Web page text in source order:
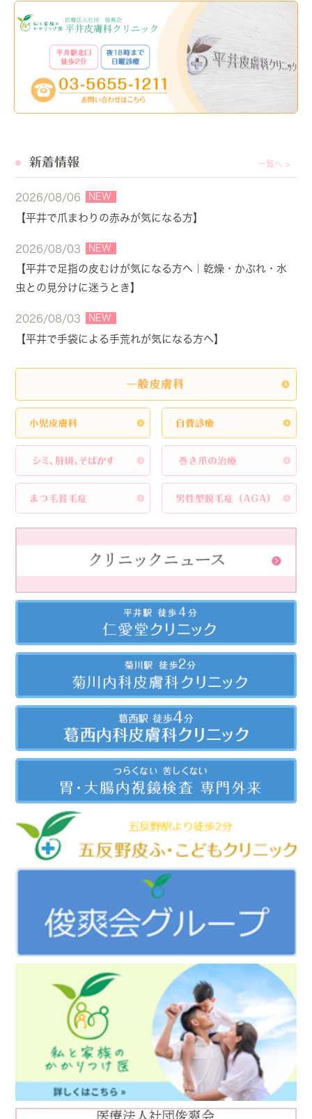
新着情報 一覧へ >
2026/08/06 NEW
【平井で爪まわりの赤みが気になる方】
2026/08/03 NEW
【平井で足指の皮むけが気になる方へ｜乾燥・かぶれ・水
虫との見分けに迷うとき】
2026/08/03 NEW
【平井で手袋による手荒れが気になる方へ】